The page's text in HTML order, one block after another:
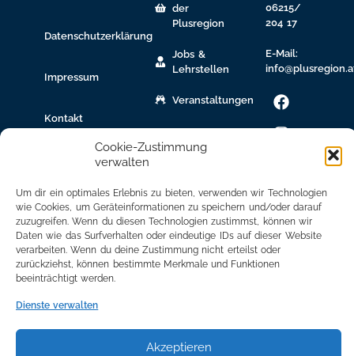
Cookie-Zustimmung
verwalten
Um dir ein optimales Erlebnis zu bieten, verwenden wir Technologien
wie Cookies, um Geräteinformationen zu speichern und/oder darauf
zuzugreifen. Wenn du diesen Technologien zustimmst, können wir
Daten wie das Surfverhalten oder eindeutige IDs auf dieser Website
verarbeiten. Wenn du deine Zustimmung nicht erteilst oder
zurückziehst, können bestimmte Merkmale und Funktionen
beeinträchtigt werden.
Dienste verwalten
Akzeptieren
Datenschutzerklärung
Impressum
Kontakt
der
Plusregion
Jobs &
Lehrstellen
Veranstaltungen
gew.
Immobilien
Newsletter
Anmeldung
Mitglied
werden
06215/
204 17
E-Mail: